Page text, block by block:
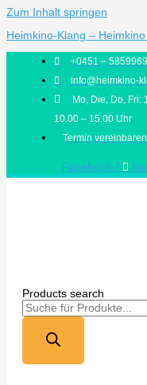
Zum Inhalt springen
Heimkino-Klang –
+0451 –
info@heimkino-
Mo, Die, Do, Fri:
10.00 – 15.00 Uhr
Termin vereinbaren
Facebook-f
Products search